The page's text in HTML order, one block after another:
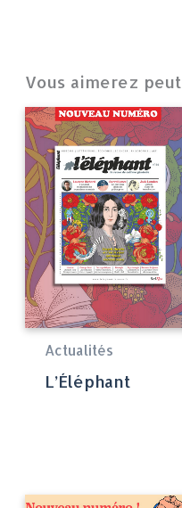
Vous aimerez
Actualités
L’Éléphant